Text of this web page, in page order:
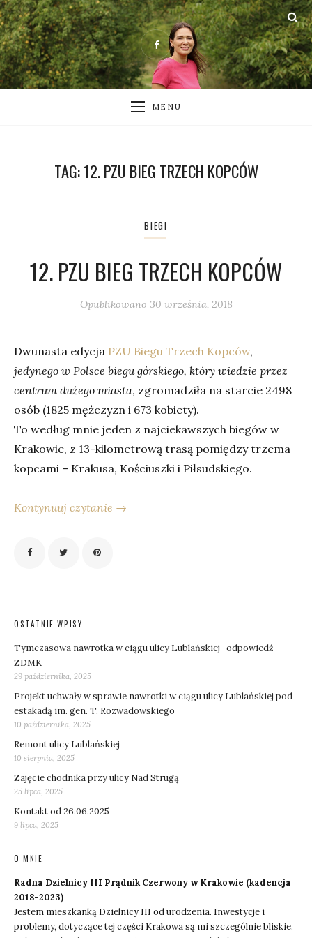
MENU
TAG:12. PZU BIEG TRZECH KOPCÓW
BIEGI
12. PZU BIEG TRZECH KOPCÓW
Opublikowano 30 września, 2018
Dwunasta edycja PZU Biegu Trzech Kopców,
jedynego w Polsce biegu górskiego, który wiedzie przez
centrum dużego miasta, zgromadziła na starcie 2498
osób (1825 mężczyzn i 673 kobiety).
To według mnie jeden z najciekawszych biegów w
Krakowie, z 13-kilometrową trasą pomiędzy trzema
kopcami – Krakusa, Kościuszki i Piłsudskiego.
Kontynuuj czytanie →
OSTATNIE WPISY
Tymczasowa nawrotka w ciągu ulicy Lublańskiej -odpowiedź
ZDMK
29 października, 2025
Projekt uchwały w sprawie nawrotki w ciągu ulicy Lublańskiej pod
estakadą im. gen. T. Rozwadowskiego
10 października, 2025
Remont ulicy Lublańskiej
10 sierpnia, 2025
Zajęcie chodnika przy ulicy Nad Strugą
25 lipca, 2025
Kontakt od 26.06.2025
9 lipca, 2025
O MNIE
Radna Dzielnicy III Prądnik Czerwony w Krakowie (kadencja
2018-2023)
Jestem mieszkanką Dzielnicy III od urodzenia. Inwestycje i
problemy, dotyczące tej części Krakowa są mi szczególnie bliskie.